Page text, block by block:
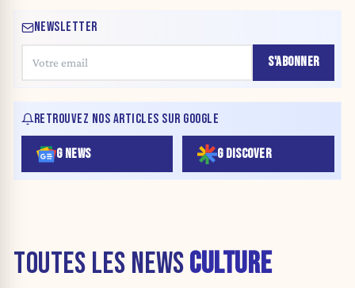
NEWSLETTER
S'ABONNER
RETROUVEZ NOS ARTICLES SUR GOOGLE
G NEWS G DISCOVER
TOUTES LES NEWSCULTURE